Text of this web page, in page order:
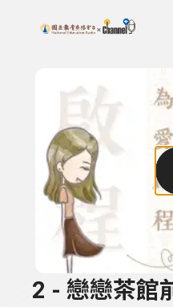
上方功能區塊
搜尋關鍵字：可輸入節目
2 - 戀戀茶館